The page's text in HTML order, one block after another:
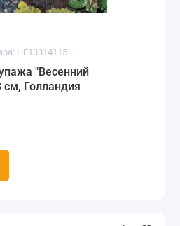
HF13314115
"Весенний
см, Голландия